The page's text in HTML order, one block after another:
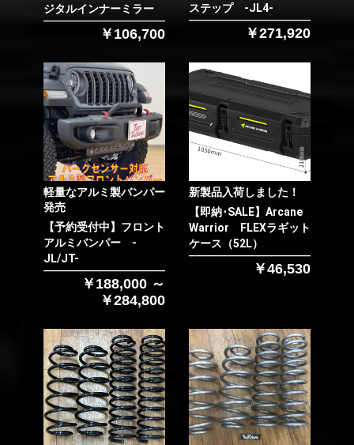
お買い物を続ける
ジタルインナーミラー
￥106,700
ステップ -JL4-
￥271,920
軽量なアルミ製バンパー
発売
【予約受付中】フロント
アルミバンパー -
JL/JT-
￥188,000 ～
￥284,800
新製品入荷しました！
【即納･SALE】Arcane
Warrior FLEXラギット
ケース（52L）
￥46,530